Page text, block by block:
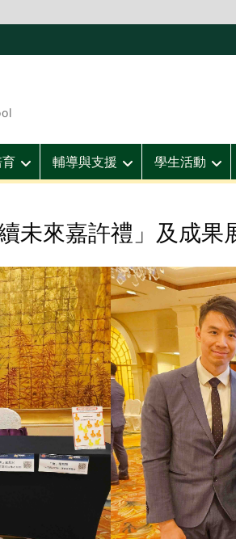
輔導與支援 學生活動
未來嘉許禮」及成果